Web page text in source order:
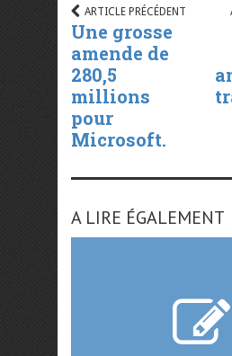
ARTICLE PRÉCÉDENT
Une grosse
amende de
280,5
millions
pour
Microsoft.
A LIRE ÉGALEMENT